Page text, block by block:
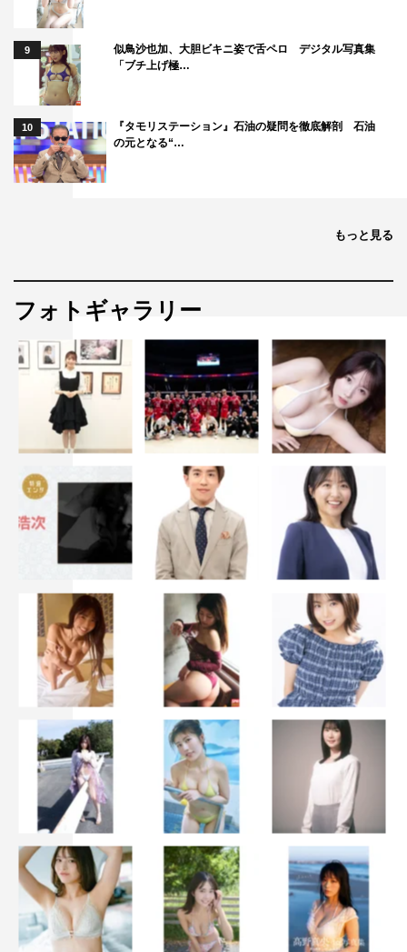
9
似鳥沙也加、大胆ビキニ姿で舌ペロ デジタル写真集
「ブチ上げ極…
10
『タモリステーション』石油の疑問を徹底解剖 石油
の元となる“…
もっと見る
フォトギャラリー